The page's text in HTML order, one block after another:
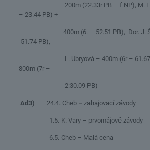
200m (22.33r PB – f NP), M.
– 23.44 PB) +
400m (6. – 52.51 PB), Dor. J.
-51.74 PB),
L. Ubryová – 400m (6r – 61.67
800m (7r –
2:30.09 PB)
Ad3) 24.4. Cheb–zahajovací závody
1.5. K. Vary – prvomájové závody
6.5. Cheb – Malá cena